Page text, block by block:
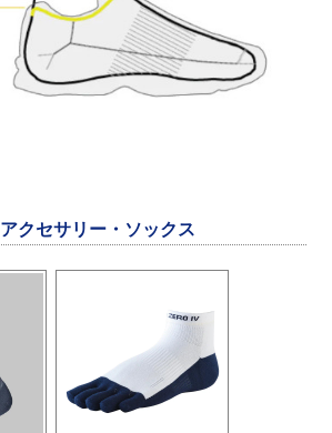
アクセサリー・ソックス